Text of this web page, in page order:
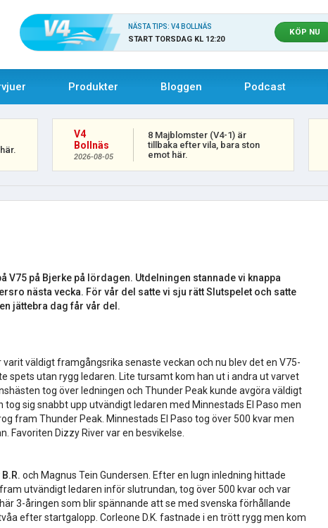
NÄSTA TIPS: V4 BOLLNÄS
START TORSDAG KL 12:20
KÖP NU
Produkter Bloggen Podcast
V4
Bollnäs
2026-08-05
8 Majblomster (V4-1) är
tillbaka efter vila, bara ston
emot här.
V75 på Bjerke på lördagen. Utdelningen stannade vi knappa
nästa vecka. För vår del satte vi sju rätt Slutspelet och satte
jättebra dag får vår del.
varit väldigt framgångsrika senaste veckan och nu blev det en V75-
spets utan rygg ledaren. Lite tursamt kom han ut i andra ut varvet
tog över ledningen och Thunder Peak kunde avgöra väldigt
tog sig snabbt upp utvändigt ledaren med Minnestads El Paso men
fram Thunder Peak. Minnestads El Paso tog över 500 kvar men
Dizzy River var en besvikelse.
B.R. och Magnus Tein Gundersen. Efter en lugn inledning hittade
utvändigt ledaren inför slutrundan, tog över 500 kvar och var
3-åringen som blir spännande att se med svenska förhållande
efter startgalopp. Corleone D.K. fastnade i en trött rygg men kom